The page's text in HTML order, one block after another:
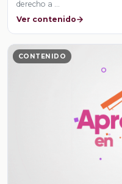
derecho a …
Ver contenido
CONTENIDO